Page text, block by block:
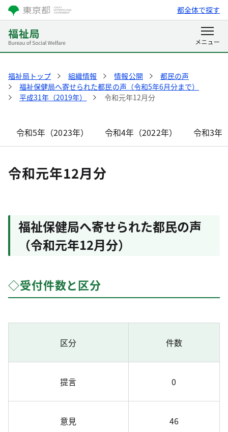
都全体で探す
福祉局トップ 組織情報 情報公開
都民の声
福祉保健局へ寄せられた都民の声（令和5年6月分まで）
平成31年（2019年）
令和元年12月分
令和5年（2023年） 令和4年（2022年） 令和3年
令和元年12月分
福祉保健局へ寄せられた都民の声
（令和元年12月分）
◇受付件数と区分
区分 件数
提言 0
意見 46